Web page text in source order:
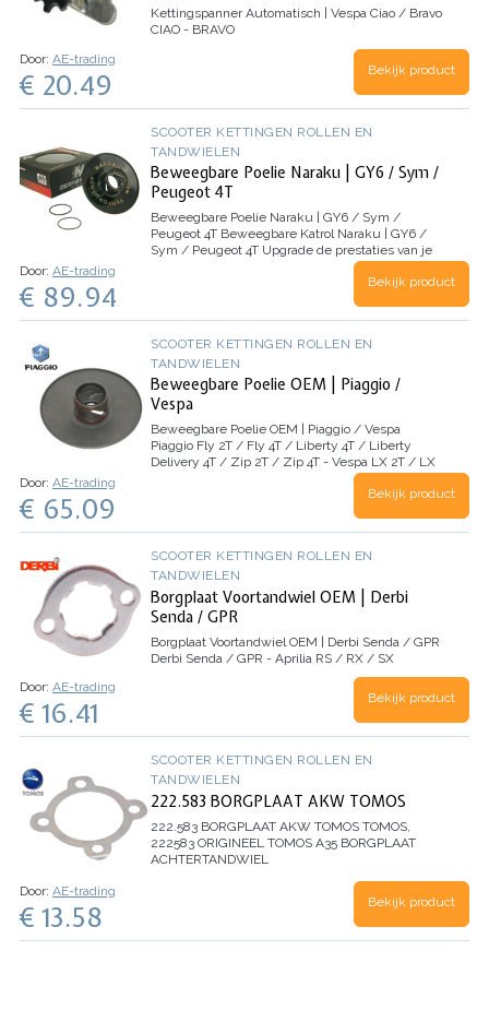
Kettingspanner Automatisch | Vespa Ciao / Bravo
CIAO - BRAVO
Door: AE-trading
€ 20.49 Bekijk product
SCOOTER KETTINGEN ROLLEN EN
TANDWIELEN
Beweegbare Poelie Naraku | GY6 / Sym /
Peugeot 4T
Beweegbare Poelie Naraku | GY6 / Sym /
Peugeot 4T Beweegbare Katrol Naraku | GY6 /
Sym / Peugeot 4T Upgrade de prestaties van je
scooter met de beweegbare katrol Naraku. Deze
hoogwaardige poelie is ontworpen om te passen
Door: AE-trading
€ 89.94 Bekijk product
SCOOTER KETTINGEN ROLLEN EN
TANDWIELEN
Beweegbare Poelie OEM | Piaggio /
Vespa
Beweegbare Poelie OEM | Piaggio / Vespa
Piaggio Fly 2T / Fly 4T / Liberty 4T / Liberty
Delivery 4T / Zip 2T / Zip 4T - Vespa LX 2T / LX
4T / S 2T / S 4T / Primavera 2T / Primavera 4T 2V
/ Primavera 4T 4V / Sprint 2T / Sprint 4T 2V /…
Door: AE-trading
€ 65.09 Bekijk product
SCOOTER KETTINGEN ROLLEN EN
TANDWIELEN
Borgplaat Voortandwiel OEM | Derbi
Senda / GPR
Borgplaat Voortandwiel OEM | Derbi Senda / GPR
Derbi Senda / GPR - Aprilia RS / RX / SX
Door: AE-trading
€ 16.41 Bekijk product
SCOOTER KETTINGEN ROLLEN EN
TANDWIELEN
222.583 BORGPLAAT AKW TOMOS
222.583 BORGPLAAT AKW TOMOS TOMOS,
222583 ORIGINEEL TOMOS A35 BORGPLAAT
ACHTERTANDWIEL
Door: AE-trading
€ 13.58 Bekijk product